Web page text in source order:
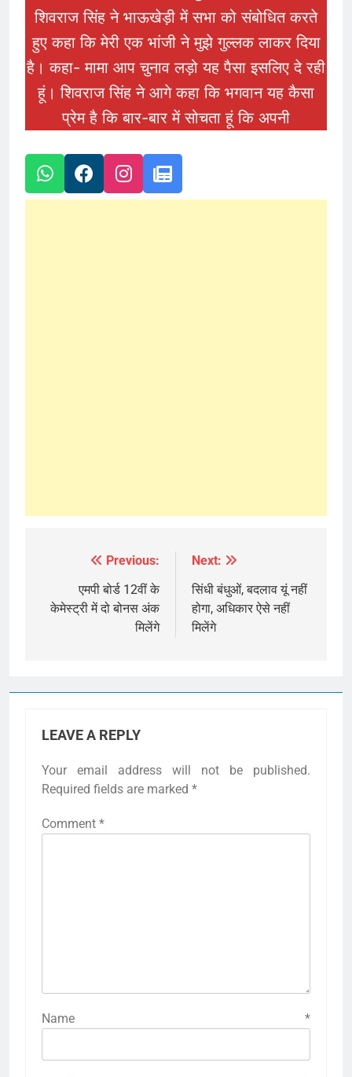
शिवराज सिंह ने भाऊखेड़ी में सभा को संबोधित करते
हुए कहा कि मेरी एक भांजी ने मुझे गुल्लक लाकर दिया
है। कहा- मामा आप चुनाव लड़ो यह पैसा इसलिए दे रही
हूं। शिवराज सिंह ने आगे कहा कि भगवान यह कैसा
प्रेम है कि बार-बार में सोचता हूं कि अपनी
navigation
Previous:
एमपी बोर्ड 12वीं के
केमेस्ट्री में दो बोनस अंक
मिलेंगे
Next:
सिंधी बंधुओं, बदलाव यूं नहीं
होगा, अधिकार ऐसे नहीं
मिलेंगे
LEAVE A REPLY
Your email address will not be published.
Required fields are marked *
Comment *
Name *